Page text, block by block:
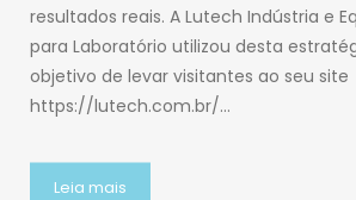
resultados reais. A Lutech Indústria e
para Laboratório utilizou desta
objetivo de levar visitantes ao seu site
https://lutech.com.br/…
Leia mais